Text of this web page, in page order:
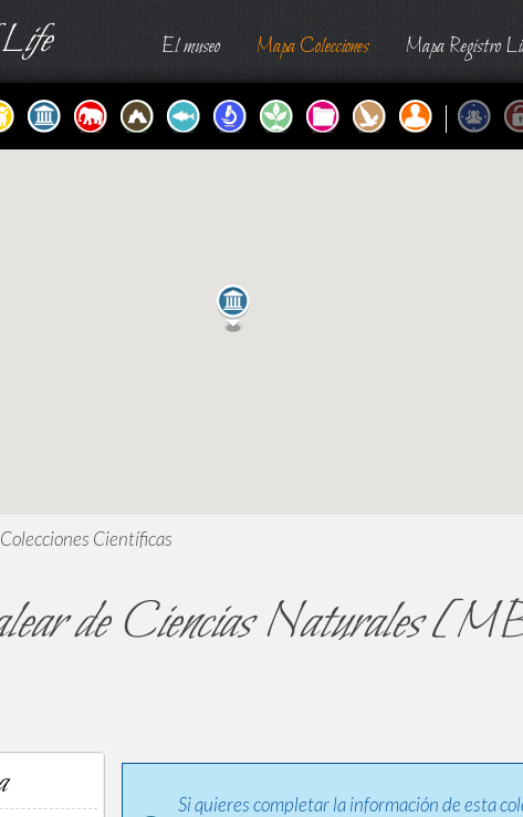
El museo Mapa Colecciones Mapa Registro
Científicas
de Ciencias Naturales
Si quieres completar la información de esta